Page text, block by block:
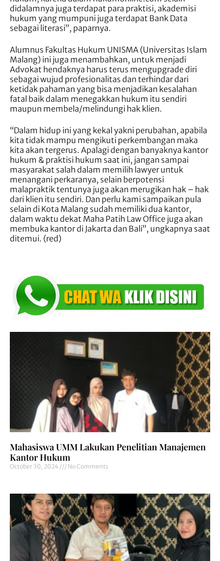
didalamnya juga terdapat para praktisi, akademisi
hukum yang mumpuni juga terdapat Bank Data
sebagai literasi”, paparnya.
Alumnus Fakultas Hukum UNISMA (Universitas Islam
Malang) ini juga menambahkan, untuk menjadi
Advokat hendaknya harus terus mengupgrade diri
sebagai wujud profesionalitas dan terhindar dari
ketidak pahaman yang bisa menjadikan kesalahan
fatal baik dalam menegakkan hukum itu sendiri
maupun membela/melindungi hak klien.
“Dalam hidup ini yang kekal yakni perubahan, apabila
kita tidak mampu mengikuti perkembangan maka
kita akan tergerus. Apalagi dengan banyaknya kantor
hukum & praktisi hukum saat ini, jangan sampai
masyarakat salah dalam memilih lawyer untuk
menangani perkaranya, selain berpotensi
malapraktik tentunya juga akan merugikan hak – hak
dari klien itu sendiri. Dan perlu kami sampaikan pula
selain di Kota Malang sudah memiliki dua kantor,
dalam waktu dekat Maha Patih Law Office juga akan
membuka kantor di Jakarta dan Bali”, ungkapnya saat
ditemui. (red)
Mahasiswa UMM Lakukan Penelitian Manajemen
Kantor Hukum
October 30, 2024 No Comments